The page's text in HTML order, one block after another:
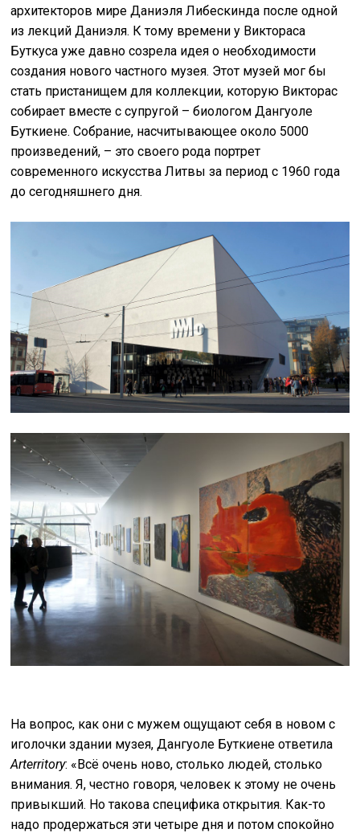
архитекторов мире Даниэля Либескинда после одной
из лекций Даниэля. К тому времени у Виктораса
Буткуса уже давно созрела идея о необходимости
создания нового частного музея. Этот музей мог бы
стать пристанищем для коллекции, которую Викторас
собирает вместе с супругой – биологом Дангуоле
Буткиене. Собрание, насчитывающее около 5000
произведений, – это своего рода портрет
современного искусства Литвы за период с 1960 года
до сегодняшнего дня.
На вопрос, как они с мужем ощущают себя в новом с
иголочки здании музея, Дангуоле Буткиене ответила
Arterritory: «Всё очень ново, столько людей, столько
внимания. Я, честно говоря, человек к этому не очень
привыкший. Но такова специфика открытия. Как-то
надо продержаться эти четыре дня и потом спокойно